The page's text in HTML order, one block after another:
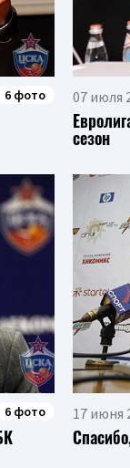
6 фото 07 июля
сезон
6 фото 17 июня